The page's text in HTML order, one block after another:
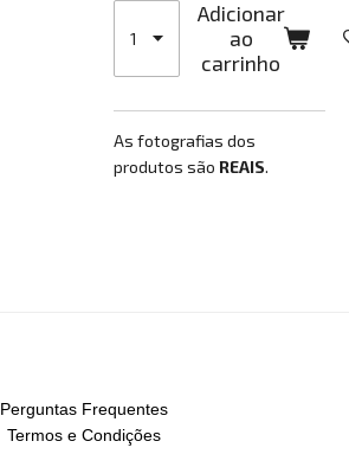
Adicionar
ao
carrinho
As fotografias dos
produtos são REAIS.
Perguntas Frequentes
Termos e Condições